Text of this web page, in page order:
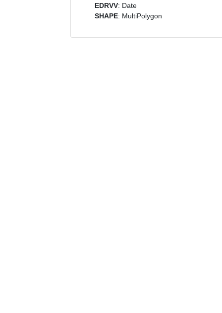
EDRVV: Date
SHAPE: MultiPolygon